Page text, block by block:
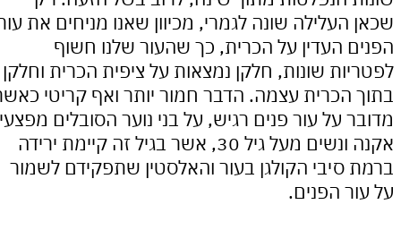
שונה לגמרי, מכיוון שאנו מניחים את עור
העדין על הכרית, כך שהעור שלנו חשוף
שונות, חלקן נמצאות על ציפית הכרית וחלקן
עצמה. הדבר חמור יותר ואף קריטי כאשר
על עור פנים רגיש, על בני נוער הסובלים מפצעי
אקנה ונשים מעל גיל 30, אשר בגיל זה קיימת ירידה
הקולגן בעור והאלסטין שתפקידם לשמור
הפנים.